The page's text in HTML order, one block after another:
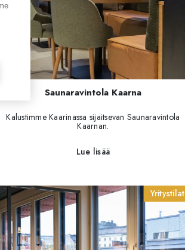
Saunaravintola Kaarna
Kalustimme Kaarinassa sijaitsevan Saunaravintola
Kaarnan.
Lue lisää
Yritystilat